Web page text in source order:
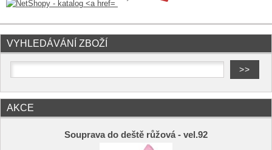
VYHLEDÁVÁNÍ ZBOŽÍ
AKCE
Souprava do deště růžová - vel.92